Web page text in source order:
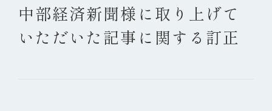
中部経済新聞様に取り上げて
いただいた記事に関する訂正